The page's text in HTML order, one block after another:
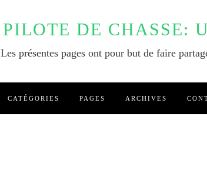
PILOTE DE CHASSE:
Les présentes pages ont pour but de faire
CATÉGORIES PAGES ARCHIVES